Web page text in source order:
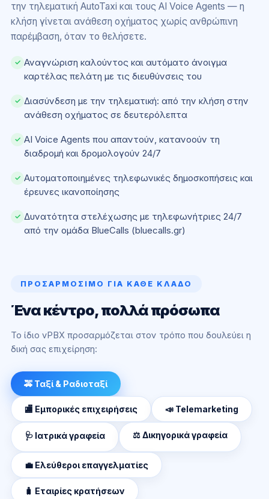
την τηλεματική AutoTaxi και τους AI Voice Agents — η
κλήση γίνεται ανάθεση οχήματος χωρίς ανθρώπινη
παρέμβαση, όταν το θελήσετε.
✓ Αναγνώριση καλούντος και αυτόματο άνοιγμα
καρτέλας πελάτη με τις διευθύνσεις του
✓ Διασύνδεση με την τηλεματική: από την κλήση στην
ανάθεση οχήματος σε δευτερόλεπτα
✓ AI Voice Agents που απαντούν, κατανοούν τη
διαδρομή και δρομολογούν 24/7
✓ Αυτοματοποιημένες τηλεφωνικές δημοσκοπήσεις και
έρευνες ικανοποίησης
✓ Δυνατότητα στελέχωσης με τηλεφωνήτριες 24/7
από την ομάδα BlueCalls (bluecalls.gr)
ΠΡΟΣΑΡΜΌΣΙΜΟ ΓΙΑ ΚΆΘΕ ΚΛΆΔΟ
Ένα κέντρο, πολλά πρόσωπα
Το ίδιο vPBX προσαρμόζεται στον τρόπο που δουλεύει η
δική σας επιχείρηση:
🚕 Ταξί & Ραδιοταξί
🏬 Εμπορικές επιχειρήσεις 📣 Telemarketing
🩺 Ιατρικά γραφεία ⚖️ Δικηγορικά γραφεία
💼 Ελεύθεροι επαγγελματίες
🧳 Εταιρίες κρατήσεων